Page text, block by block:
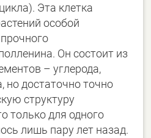
Эта клетка
особой
Он состоит из
– углерода,
но достаточно точно
структуру
только для одного
лишь пару лет назад.